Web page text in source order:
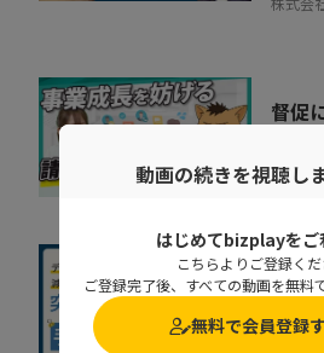
07:05
督促
株式会
人事
業
タの
動画の続きを視聴し
はじめてbizplayをご
こちらよりご登録くだ
ご登録完了後、すべての動画を無料
無料で会員登録